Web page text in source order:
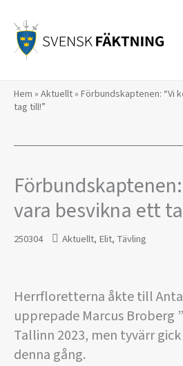
innehåll
Hem » Aktuellt» Förbundskaptenen: “Vi
tag till!”
vara besvikna ett
250304 Aktuellt, Elit, Tävling
Herrfloretterna åkte till
upprepade Marcus Broberg
Tallinn 2023, men tyvärr
denna gång.